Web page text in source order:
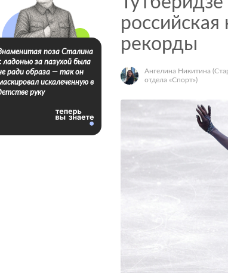
рекорды
Ангелина Никитина
отдела «Спорт»)
поза Сталина
ладонью за пазухой была
ради образа — так он
искалеченную в
руку